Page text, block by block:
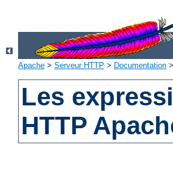
Apache > Serveur HTTP > Documentation >
Les
HTTP